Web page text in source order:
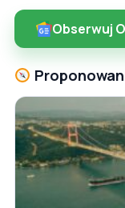
Obserwuj